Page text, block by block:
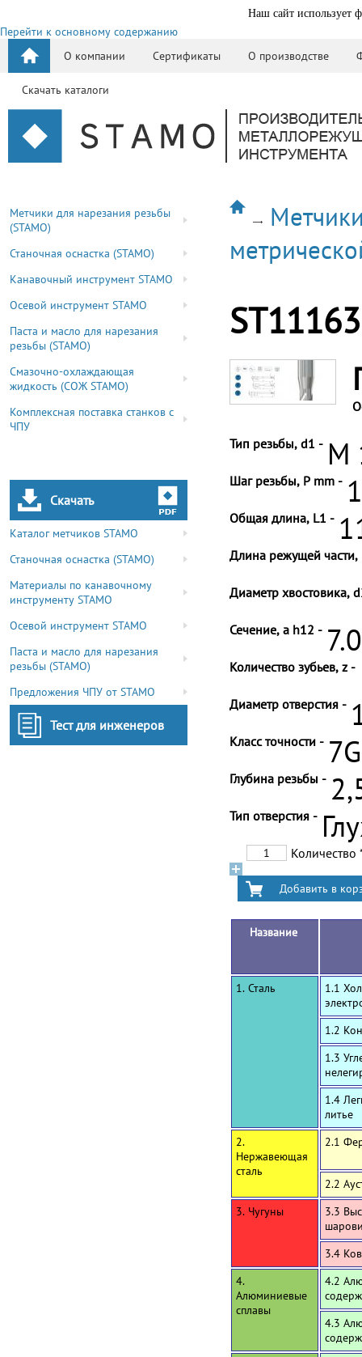
Наш сайт использует
Перейти к основному содержанию
О компании
Сертификаты О производстве
Скачать каталоги
Метчики для нарезания резьбы
(STAMO)
Станочная оснастка (STAMO)
Канавочный инструмент STAMO
Осевой инструмент STAMO
Паста и масло для нарезания
резьбы (STAMO)
Смазочно-охлаждающая
жидкость (СОЖ STAMO)
Комплексная поставка станков с
ЧПУ
Скачать
Каталог метчиков STAMO
Станочная оснастка (STAMO)
Материалы по канавочному
инструменту STAMO
Осевой инструмент STAMO
Паста и масло для нарезания
резьбы (STAMO)
Предложения ЧПУ от STAMO
Тест для инженеров
Тип резьбы, d1 - M
Шаг резьбы, P mm -
Общая длина, L1 -
Длина режущей части,
Диаметр хвостовика,
Сечение, a h12 -
Количество зубьев, z -
Диаметр отверстия -
Класс точности -
Глубина резьбы -
Тип отверстия -
Количество
Название
1. Сталь
1.1
1.2
1.3
1.4
литье
2.
Нержавеющая
сталь
2.1
2.2
3. Чугуны
3.3
3.4
4.
Алюминиевые
сплавы
4.2
4.3